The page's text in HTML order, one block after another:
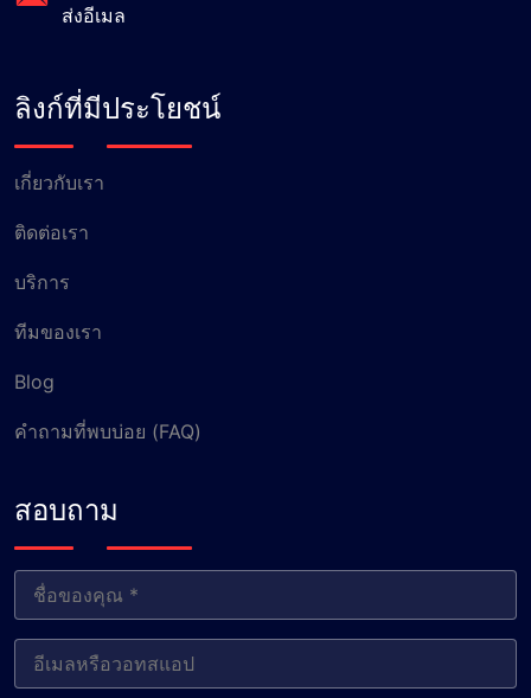
ส่งอีเมล
ลิงก์ที่มีประโยชน์
เกี่ยวกับเรา
ติดต่อเรา
บริการ
ทีมของเรา
Blog
คำถามที่พบบ่อย (FAQ)
สอบถาม